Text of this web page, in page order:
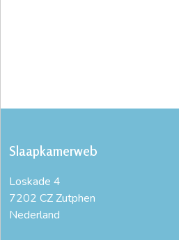
Slaapkamerweb
Loskade 4
7202 CZ Zutphen
Nederland